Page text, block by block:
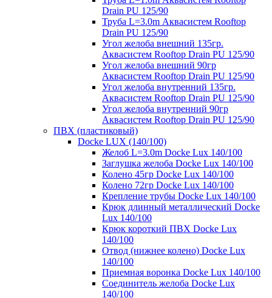
Drain PU 125/90
Труба L=3.0m Аквасистем Rooftop
Drain PU 125/90
Угол желоба внешний 135гр.
Аквасистем Rooftop Drain PU 125/90
Угол желоба внешний 90гр
Аквасистем Rooftop Drain PU 125/90
Угол желоба внутренний 135гр.
Аквасистем Rooftop Drain PU 125/90
Угол желоба внутренний 90гр
Аквасистем Rooftop Drain PU 125/90
ПВХ (пластиковый)
Docke LUX (140/100)
Желоб L=3.0m Docke Lux 140/100
Заглушка желоба Docke Lux 140/100
Колено 45гр Docke Lux 140/100
Колено 72гр Docke Lux 140/100
Крепление трубы Docke Lux 140/100
Крюк длинный металлический Docke
Lux 140/100
Крюк короткий ПВХ Docke Lux
140/100
Отвод (нижнее колено) Docke Lux
140/100
Приемная воронка Docke Lux 140/100
Соединитель желоба Docke Lux
140/100